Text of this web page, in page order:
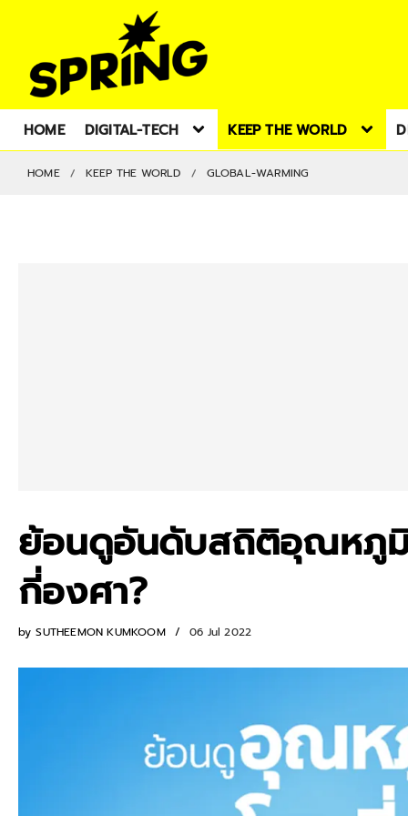
HOME DIGITAL-TECH KEEP THE WORLD
HOME KEEP THE WORLD GLOBAL-WARMING
ย้อนดูอันดับสถิติอุณหภูมิ
กี่องศา?
by SUTHEEMON KUMKOOM 06 Jul 2022